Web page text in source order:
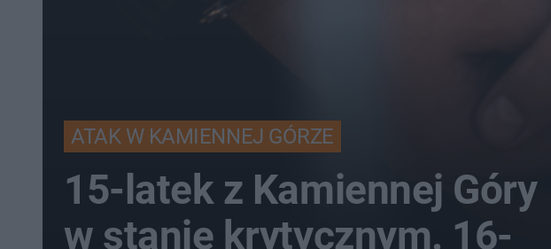
ATAK W KAMIENNEJ GÓRZE
15-latek z Kamiennej Góry
w stanie krytycznym. 16-